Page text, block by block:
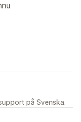
på Svenska.